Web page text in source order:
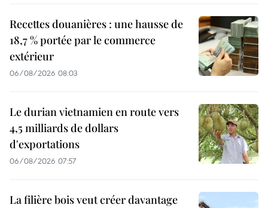
Recettes douanières : une hausse de
18,7 % portée par le commerce
extérieur
06/08/2026 08:03
Le durian vietnamien en route vers
4,5 milliards de dollars
d'exportations
06/08/2026 07:57
La filière bois veut créer davantage